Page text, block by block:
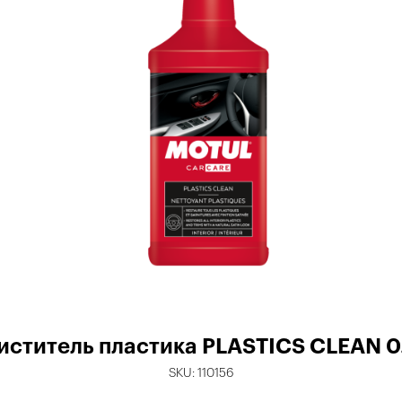
пластика PLASTICS CLEAN
SKU: 110156